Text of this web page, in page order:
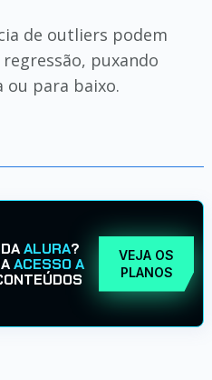
de outliers podem
puxando
ou para baixo.
ALURA?
ACESSO A
VEJA OS
PLANOS